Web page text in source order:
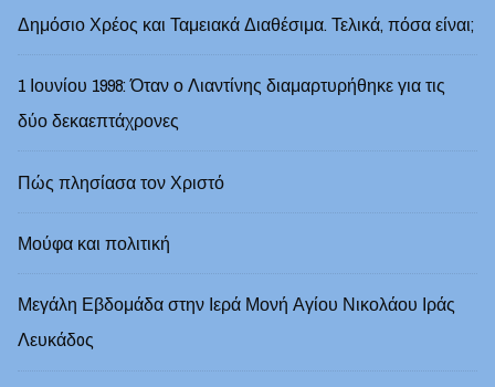
Δημόσιο Χρέος και Ταμειακά Διαθέσιμα. Τελικά, πόσα είναι;
1 Ιουνίου 1998: Όταν ο Λιαντίνης διαμαρτυρήθηκε για τις
δύο δεκαεπτάχρονες
Πώς πλησίασα τον Χριστό
Μούφα και πολιτική
Μεγάλη Εβδομάδα στην Ιερά Μονή Αγίου Νικολάου Ιράς
Λευκάδoς